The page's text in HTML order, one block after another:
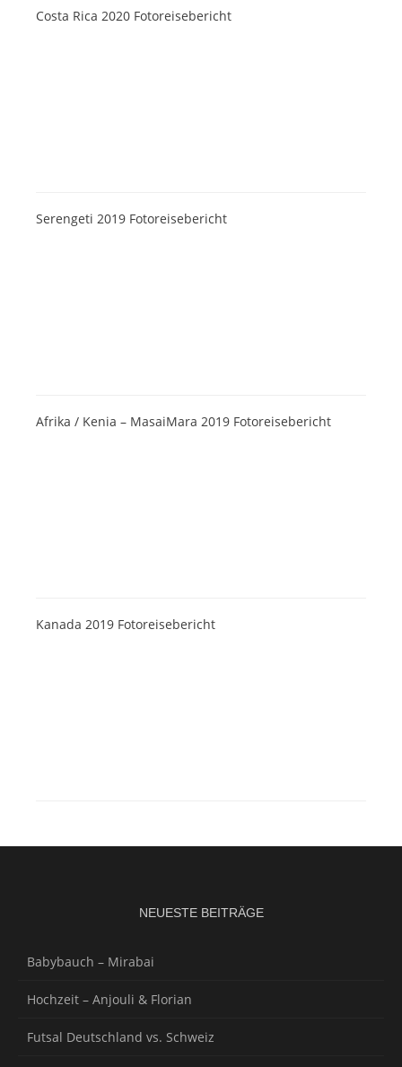
Costa Rica 2020 Fotoreisebericht
Serengeti 2019 Fotoreisebericht
Afrika / Kenia – MasaiMara 2019 Fotoreisebericht
Kanada 2019 Fotoreisebericht
NEUESTE BEITRÄGE
Babybauch – Mirabai
Hochzeit – Anjouli & Florian
Futsal Deutschland vs. Schweiz